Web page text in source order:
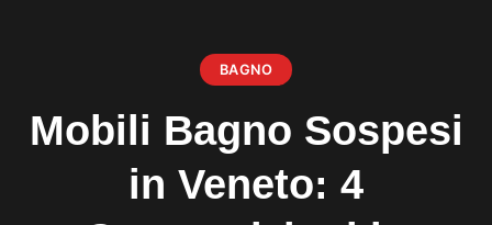
BAGNO
Mobili Bagno Sospesi
in Veneto: 4